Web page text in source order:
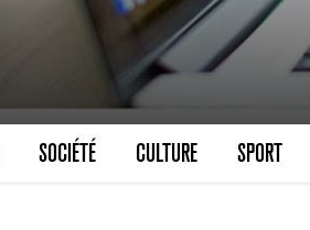
SOCIÉTÉ CULTURE SPORT